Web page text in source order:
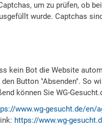
um zu prüfen, ob
wurde. Captchas
kein Bot die Website
Button "Absenden". So
können Sie WG-
www.wg-gesucht.de/en/
https://www.wg-